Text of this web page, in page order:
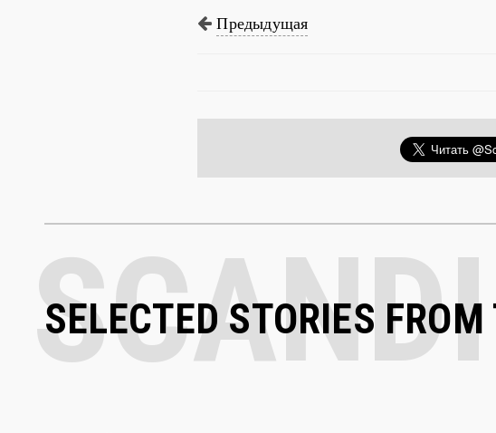
Предыдущая
SELECTED STORIES